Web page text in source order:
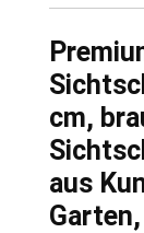
cm,
aus